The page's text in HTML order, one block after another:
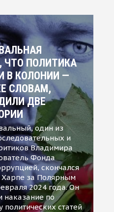
ЧТО ПОЛИТИКА
В КОЛОНИИ —
СЛОВАМ,
ДВЕ
один из
и
Владимира
Фонда
скончался
Харпе за Полярным
2024 года. Он
наказание по
политических статей